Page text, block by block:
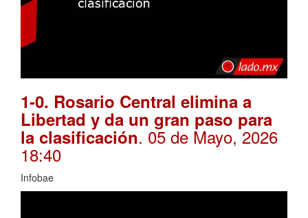
1-0. Rosario Central elimina a
Libertad y da un gran paso para
la clasificación. 05 de Mayo, 2026
18:40
Infobae